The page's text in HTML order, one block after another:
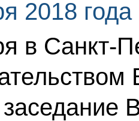
2018 года
в Санкт-